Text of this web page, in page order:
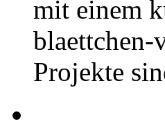
mit einem
Projekte